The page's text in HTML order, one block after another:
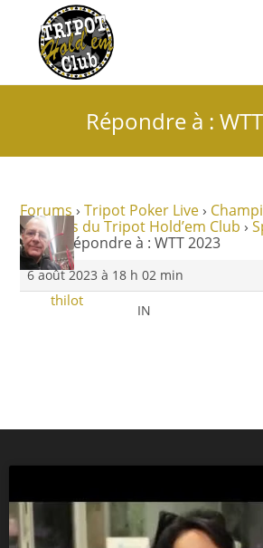
Répondre à :
Forums › Tripot Poker Live ›
tournois du Tripot Hold’em Club ›
2023
Répondre à : WTT 2023
6 août 2023 à 18 h 02 min
thilot
IN